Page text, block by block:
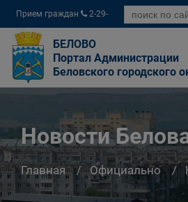
Прием граждан
2-29-
04
БЕЛОВО
Портал Администрации
Беловского городского
Новости
Главная Официально